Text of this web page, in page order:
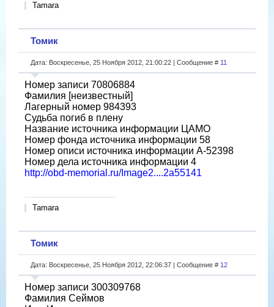
Tamara
Томик
Дата: Воскресенье, 25 Ноября 2012, 21:00:22 | Сообщение # 11
Номер записи 70806884
Фамилия [неизвестный]
Лагерный номер 984393
Судьба погиб в плену
Название источника информации ЦАМО
Номер фонда источника информации 58
Номер описи источника информации A-52398
Номер дела источника информации 4
http://obd-memorial.ru/Image2....2a55141
Tamara
Томик
Дата: Воскресенье, 25 Ноября 2012, 22:06:37 | Сообщение # 12
Номер записи 300309768
Фамилия Сеймов